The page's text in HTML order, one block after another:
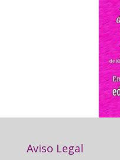
Aviso Legal